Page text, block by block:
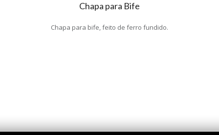
Chapa para Bife
Chapa para bife, feito de ferro fundido.